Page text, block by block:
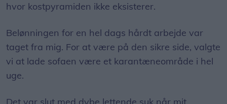
hvor kostpyramiden ikke eksisterer.
Belønningen for en hel dags hårdt arbejde var
taget fra mig. For at være på den sikre side, valgte
vi at lade sofaen være et karantæneområde i hel
uge.